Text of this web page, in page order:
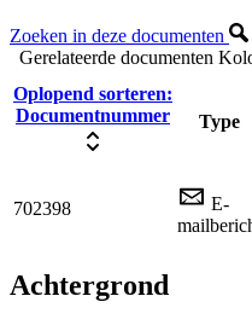
Zoeken in deze documenten
Gerelateerde documenten
Oplopend sorteren:
Documentnummer
Type
702398
E-
Achtergrond